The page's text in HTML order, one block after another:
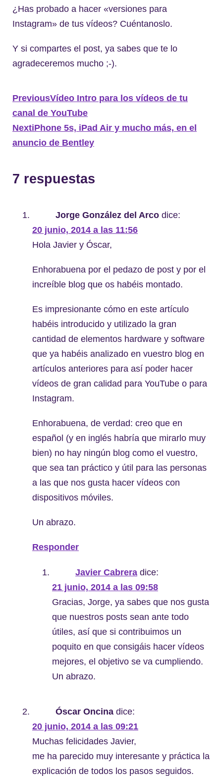
¿Has probado a hacer «versiones para
Instagram» de tus vídeos? Cuéntanoslo.
Y si compartes el post, ya sabes que te lo
agradeceremos mucho ;-).
PreviousVídeo Intro para los vídeos de tu
canal de YouTube
NextiPhone 5s, iPad Air y mucho más, en el
anuncio de Bentley
7 respuestas
Jorge González del Arco dice:
20 junio, 2014 a las 11:56
Hola Javier y Óscar,
Enhorabuena por el pedazo de post y por el
increíble blog que os habéis montado.
Es impresionante cómo en este artículo
habéis introducido y utilizado la gran
cantidad de elementos hardware y software
que ya habéis analizado en vuestro blog en
artículos anteriores para así poder hacer
vídeos de gran calidad para YouTube o para
Instagram.
Enhorabuena, de verdad: creo que en
español (y en inglés habría que mirarlo muy
bien) no hay ningún blog como el vuestro,
que sea tan práctico y útil para las personas
a las que nos gusta hacer vídeos con
dispositivos móviles.
Un abrazo.
Responder
Javier Cabrera dice:
21 junio, 2014 a las 09:58
Gracias, Jorge, ya sabes que nos gusta
que nuestros posts sean ante todo
útiles, así que si contribuimos un
poquito en que consigáis hacer vídeos
mejores, el objetivo se va cumpliendo.
Un abrazo.
Óscar Oncina dice:
20 junio, 2014 a las 09:21
Muchas felicidades Javier,
me ha parecido muy interesante y práctica la
explicación de todos los pasos seguidos.